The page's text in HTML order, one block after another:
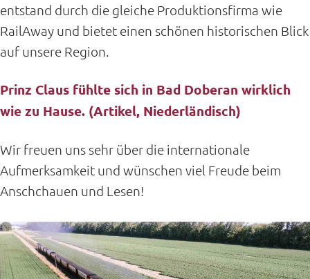
entstand durch die gleiche Produktionsfirma wie
RailAway und bietet einen schönen historischen Blick
auf unsere Region.
Prinz Claus fühlte sich in Bad Doberan wirklich
wie zu Hause. (Artikel, Niederländisch)
Wir freuen uns sehr über die internationale
Aufmerksamkeit und wünschen viel Freude beim
Anschchauen und Lesen!